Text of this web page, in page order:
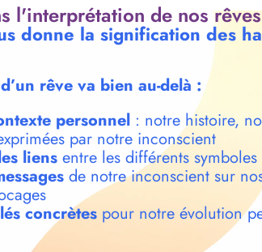
l'interprétation de nos rêves
donne la signification des
rêve va bien au-delà :
personnel: notre histoire,
par notre inconscient
liensentre les différents
de notre inconscient sur
concrètespour notre évolution